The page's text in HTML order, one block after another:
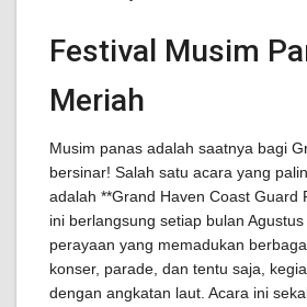
Festival Musim
Meriah
Musim panas adalah saatnya bagi
bersinar! Salah satu acara yang
adalah **Grand Haven Coast Guard
ini berlangsung setiap bulan
perayaan yang memadukan
konser, parade, dan tentu saja,
dengan angkatan laut. Acara ini